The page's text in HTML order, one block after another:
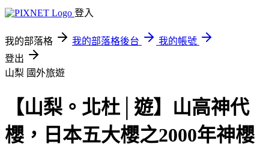
登入
我的部落格 我的部落格後台
我的帳號
登出
山梨 國外旅遊
【山梨。北杜│遊】山高神代
櫻，日本五大櫻之2000年神櫻